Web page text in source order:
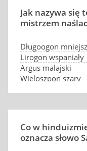
Jak nazywa się
mistrzem
Długoogon
Lirogon wspaniały
Argus malajski
Wieloszpon szary
Co w
oznacza słowo